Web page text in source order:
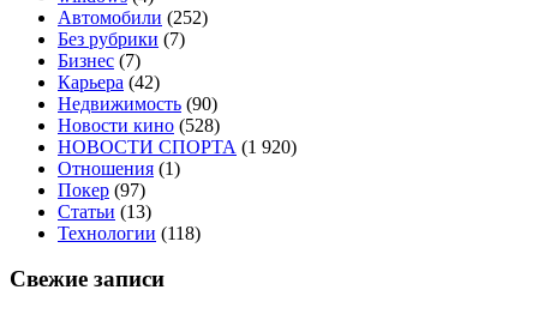
Автомобили (252)
Без рубрики (7)
Бизнес (7)
Карьера (42)
Недвижимость (90)
Новости кино (528)
НОВОСТИ СПОРТА (1 920)
Отношения (1)
Покер (97)
Статьи (13)
Технологии (118)
Свежие записи